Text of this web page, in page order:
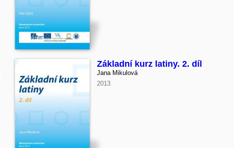
Základní kurz latiny. 2. díl
Jana Mikulová
2013